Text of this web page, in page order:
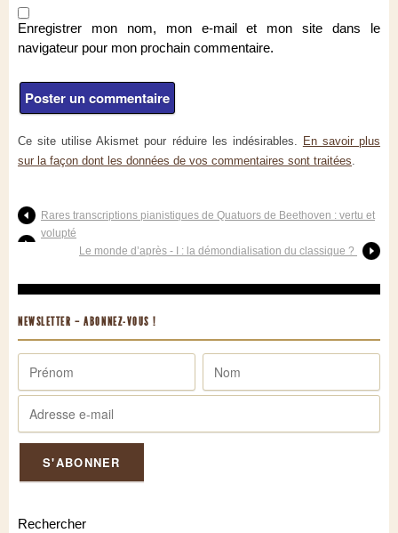
Enregistrer mon nom, mon e-mail et mon site dans le
navigateur pour mon prochain commentaire.
Ce site utilise Akismet pour réduire les indésirables. En savoir plus
sur la façon dont les données de vos commentaires sont traitées.
Rares transcriptions pianistiques de Quatuors de Beethoven : vertu et
volupté
Le monde d’après - I : la démondialisation du classique ?
NEWSLETTER – ABONNEZ-VOUS !
Rechercher